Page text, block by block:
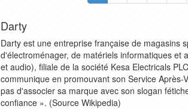
Darty
Darty est une entreprise française de magasins
d'électroménager, de matériels informatiques et
et audio), filiale de la société Kesa Electricals
communique en promouvant son Service Après-
pas d'associer sa marque avec son slogan
confiance ». (Source Wikipedia)